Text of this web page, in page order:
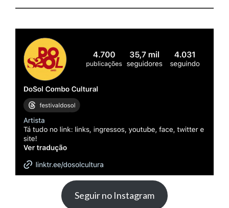
Seguir no Instagram